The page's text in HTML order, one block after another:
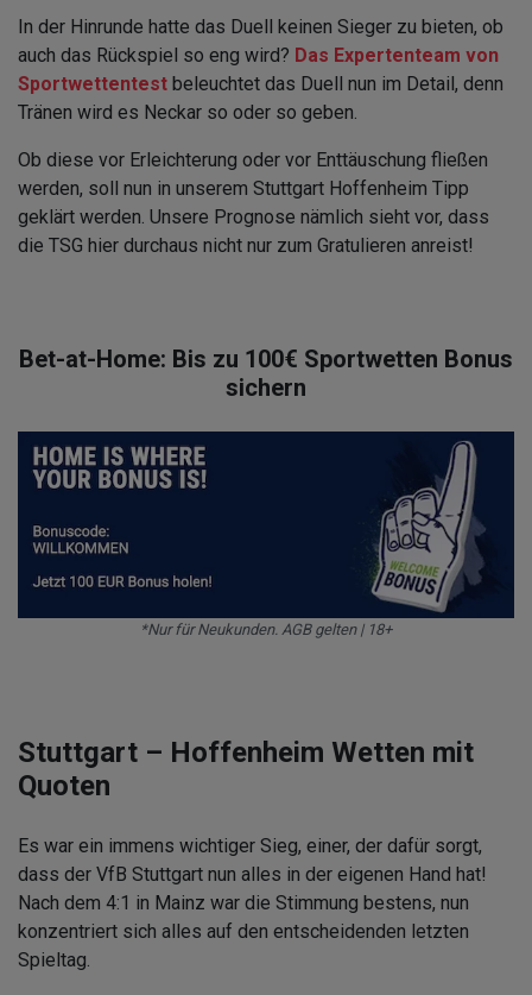
In der Hinrunde hatte das Duell keinen Sieger zu bieten, ob
auch das Rückspiel so eng wird? Das Expertenteam von
Sportwettentest beleuchtet das Duell nun im Detail, denn
Tränen wird es Neckar so oder so geben.
Ob diese vor Erleichterung oder vor Enttäuschung fließen
werden, soll nun in unserem Stuttgart Hoffenheim Tipp
geklärt werden. Unsere Prognose nämlich sieht vor, dass
die TSG hier durchaus nicht nur zum Gratulieren anreist!
Bet-at-Home: Bis zu 100€ Sportwetten Bonus
sichern
*Nur für Neukunden. AGB gelten | 18+
Stuttgart – Hoffenheim Wetten mit
Quoten
Es war ein immens wichtiger Sieg, einer, der dafür sorgt,
dass der VfB Stuttgart nun alles in der eigenen Hand hat!
Nach dem 4:1 in Mainz war die Stimmung bestens, nun
konzentriert sich alles auf den entscheidenden letzten
Spieltag.